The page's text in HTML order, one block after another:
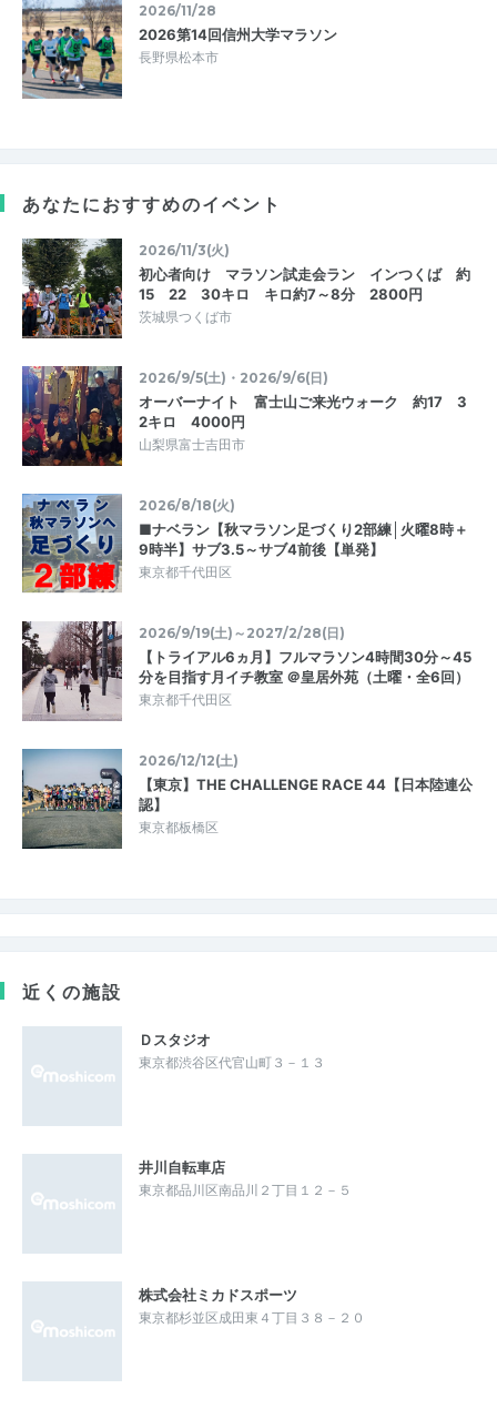
2026/11/28
2026第14回信州大学マラソン
長野県松本市
あなたにおすすめのイベント
2026/11/3(火)
初心者向け マラソン試走会ラン インつくば 約
15 22 30キロ キロ約7～8分 2800円
茨城県つくば市
2026/9/5(土)・2026/9/6(日)
オーバーナイト 富士山ご来光ウォーク 約17 3
2キロ 4000円
山梨県富士吉田市
2026/8/18(火)
■ナベラン【秋マラソン足づくり2部練│火曜8時＋
9時半】サブ3.5～サブ4前後【単発】
東京都千代田区
2026/9/19(土)～2027/2/28(日)
【トライアル6ヵ月】フルマラソン4時間30分～45
分を目指す月イチ教室 ＠皇居外苑（土曜・全6回）
東京都千代田区
2026/12/12(土)
【東京】THE CHALLENGE RACE 44【日本陸連公
認】
東京都板橋区
近くの施設
Ｄスタジオ
東京都渋谷区代官山町３－１３
井川自転車店
東京都品川区南品川２丁目１２－５
株式会社ミカドスポーツ
東京都杉並区成田東４丁目３８－２０